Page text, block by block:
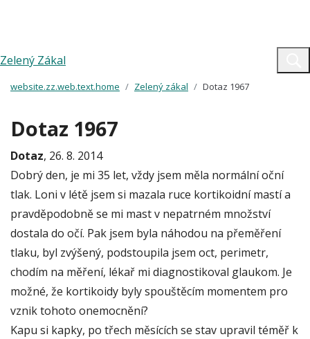
Zelený Zákal
website.zz.web.text.home Zelený zákal Dotaz 1967
Dotaz 1967
Dotaz, 26. 8. 2014
Dobrý den, je mi 35 let, vždy jsem měla normální oční
tlak. Loni v létě jsem si mazala ruce kortikoidní mastí a
pravděpodobně se mi mast v nepatrném množství
dostala do očí. Pak jsem byla náhodou na přeměření
tlaku, byl zvýšený, podstoupila jsem oct, perimetr,
chodím na měření, lékař mi diagnostikoval glaukom. Je
možné, že kortikoidy byly spouštěcím momentem pro
vznik tohoto onemocnění?
Kapu si kapky, po třech měsících se stav upravil téměř k